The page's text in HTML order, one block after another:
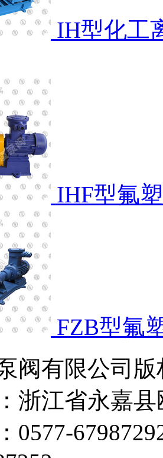
IH型化工
IHF型氟
FZB型氟
阀有限公司
浙江省永嘉
0577-